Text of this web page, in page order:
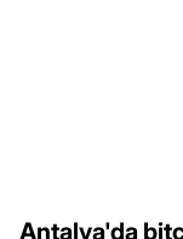
Antalya'da